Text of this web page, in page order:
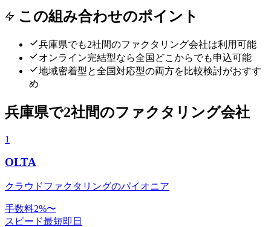
この組み合わせのポイント
兵庫県でも2社間のファクタリング会社は利用可能
オンライン完結型なら全国どこからでも申込可能
地域密着型と全国対応型の両方を比較検討がおすす
め
兵庫県で2社間のファクタリング会社
1
OLTA
クラウドファクタリングのパイオニア
手数料2%〜
スピード最短即日